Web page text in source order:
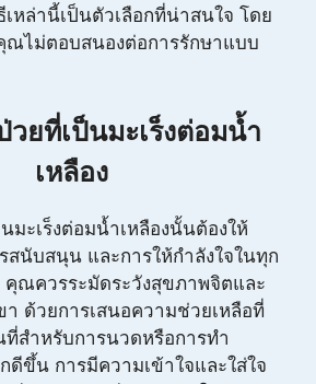
หล่านี้เป็นตัวเลือกที่น่าสนใจ โดย
ณไม่ตอบสนองต่อการรักษาแบบ
ยที่เป็นมะเร็งต่อมน้ำ
เหลือง
มะเร็งต่อมน้ำเหลืองนั้นต้องให้
นับสนุน และการให้กำลังใจในทุก
คุณควรระมัดระวังสุขภาพจิตและ
า ด้วยการเสนอความช่วยเหลือที่
ที่สำหรับการนวดหรือการทำ
ดีขึ้น การมีความเข้าใจและใส่ใจ